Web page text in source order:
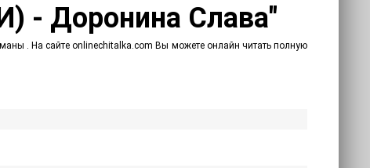
- Доронина Слава"
. На сайте onlinechitalka.com Вы можете онлайн читать полную